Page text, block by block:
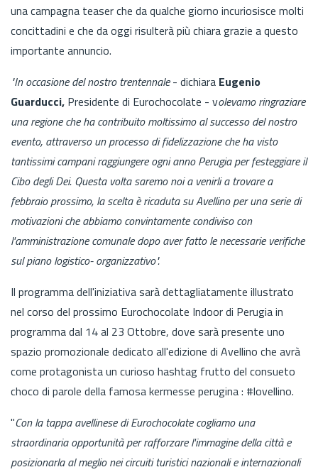
una campagna teaser che da qualche giorno incuriosisce molti
concittadini e che da oggi risulterà più chiara grazie a questo
importante annuncio.
"In occasione del nostro trentennale- dichiara Eugenio
Guarducci, Presidente di Eurochocolate - volevamo ringraziare
una regione che ha contribuito moltissimo al successo del nostro
evento, attraverso un processo di fidelizzazione che ha visto
tantissimi campani raggiungere ogni anno Perugia per festeggiare il
Cibo degli Dei. Questa volta saremo noi a venirli a trovare a
febbraio prossimo, la scelta è ricaduta su Avellino per una serie di
motivazioni che abbiamo convintamente condiviso con
l'amministrazione comunale dopo aver fatto le necessarie verifiche
sul piano logistico- organizzativo".
Il programma dell'iniziativa sarà dettagliatamente illustrato
nel corso del prossimo Eurochocolate Indoor di Perugia in
programma dal 14 al 23 Ottobre, dove sarà presente uno
spazio promozionale dedicato all'edizione di Avellino che avrà
come protagonista un curioso hashtag frutto del consueto
choco di parole della famosa kermesse perugina : #lovellino.
"Con la tappa avellinese di Eurochocolate cogliamo una
straordinaria opportunità per rafforzare l'immagine della città e
posizionarla al meglio nei circuiti turistici nazionali e internazionali